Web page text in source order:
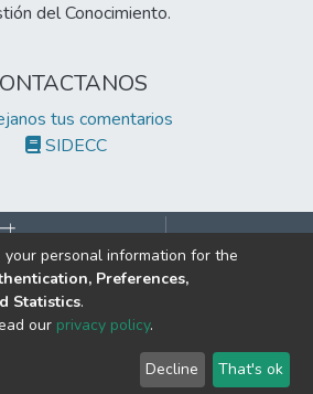
del Conocimiento.
tus comentarios
SIDECC
los derechos reservados.
Sujeta a Inspección y Vigilancia
de Educación Nacional.
End User
Agreement
Send
Feedback
personal information for the
Preferences,
Statistics.
our privacy policy.
Decline That's ok